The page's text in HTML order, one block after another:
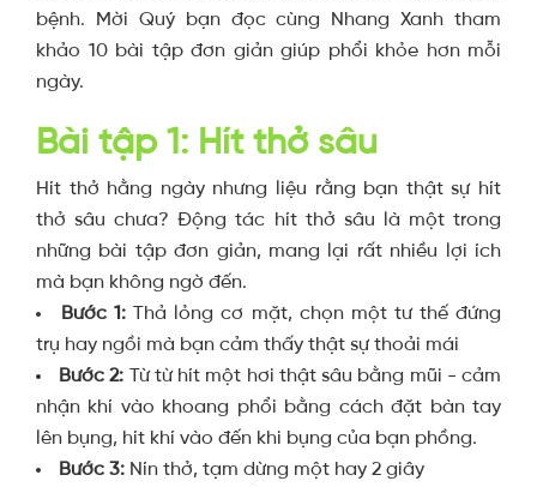
bệnh. Mời Quý bạn đọc cùng Nhang Xanh tham
khảo 10 bài tập đơn giản giúp phổi khỏe hơn mỗi
ngày.
Bài tập 1: Hít thở sâu
Hít thở hằng ngày nhưng liệu rằng bạn thật sự hít
thở sâu chưa? Động tác hít thở sâu là một trong
những bài tập đơn giản, mang lại rất nhiều lợi ích
mà bạn không ngờ đến.
Bước 1: Thả lỏng cơ mặt, chọn một tư thế đứng
trụ hay ngồi mà bạn cảm thấy thật sự thoải mái
Bước 2: Từ từ hít một hơi thật sâu bằng mũi - cảm
nhận khí vào khoang phổi bằng cách đặt bàn tay
lên bụng, hít khí vào đến khi bụng của bạn phồng.
Bước 3: Nín thở, tạm dừng một hay 2 giây